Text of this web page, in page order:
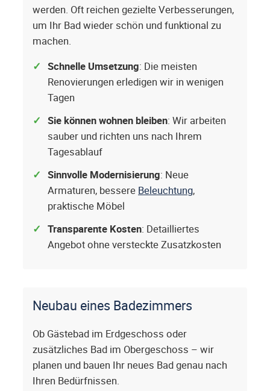
werden. Oft reichen gezielte Verbesserungen,
um Ihr Bad wieder schön und funktional zu
machen.
Schnelle Umsetzung: Die meisten
Renovierungen erledigen wir in wenigen
Tagen
Sie können wohnen bleiben: Wir arbeiten
sauber und richten uns nach Ihrem
Tagesablauf
Sinnvolle Modernisierung: Neue
Armaturen, bessere Beleuchtung,
praktische Möbel
Transparente Kosten: Detailliertes
Angebot ohne versteckte Zusatzkosten
Neubau eines Badezimmers
Ob Gästebad im Erdgeschoss oder
zusätzliches Bad im Obergeschoss – wir
planen und bauen Ihr neues Bad genau nach
Ihren Bedürfnissen.